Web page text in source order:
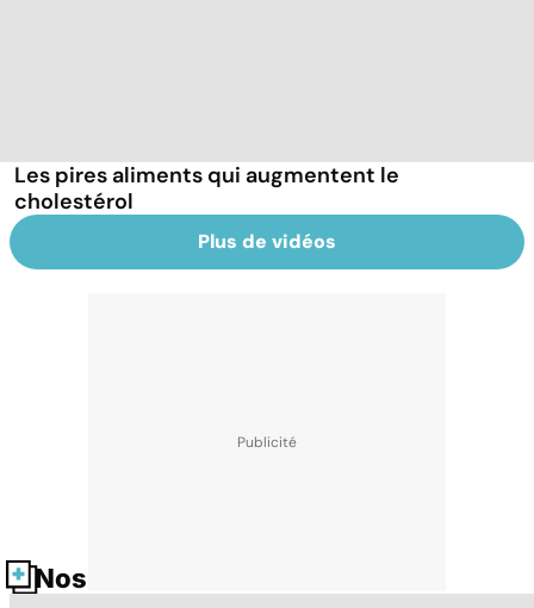
Les pires aliments qui augmentent le
cholestérol
Plus de vidéos
Nos fiches santé